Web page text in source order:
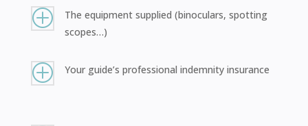
P
The equipment supplied (binoculars, spotting
scopes…)
P Your guide’s professional indemnity insurance